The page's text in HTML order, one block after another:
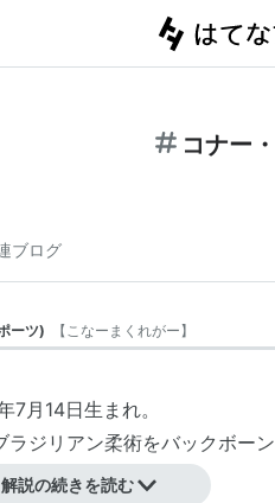
コナー
ブログ
ーツ) 【こなーまくれがー】
月14日生まれ。
ジリアン柔術をバックボー
階級を上げている。
解説の続きを読む